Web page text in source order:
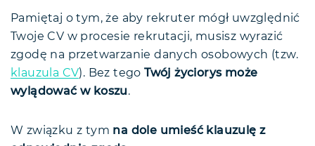
Pamiętaj o tym, że aby rekruter mógł uwzględnić
Twoje CV w procesie rekrutacji, musisz wyrazić
zgodę na przetwarzanie danych osobowych (tzw.
klauzula CV). Bez tego Twój życiorys może
wylądować w koszu.
W związku z tym na dole umieść klauzulę z